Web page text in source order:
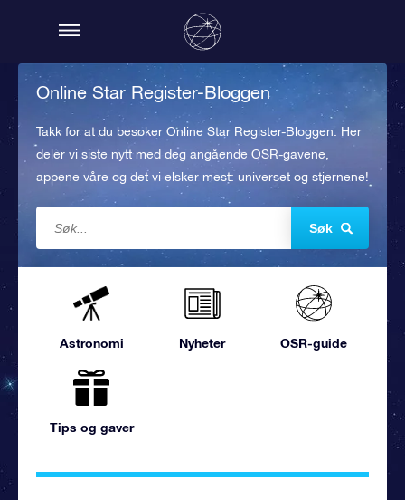
Online Star Register-Bloggen
Takk for at du besøker Online Star Register-Bloggen. Her
deler vi siste nytt med deg angående OSR-gavene,
appene våre og det vi elsker mest: universet og stjernene!
Søk
Astronomi Nyheter OSR-guide
Tips og gaver